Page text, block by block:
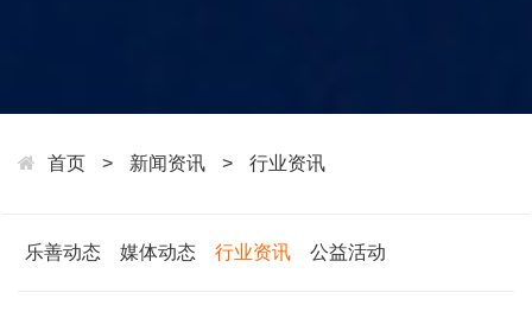
首页 > 新闻资讯 > 行业资讯
乐善动态 媒体动态 行业资讯 公益活动